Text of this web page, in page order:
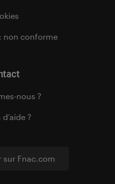
sur Fnac.com
non conforme
nous ?
?